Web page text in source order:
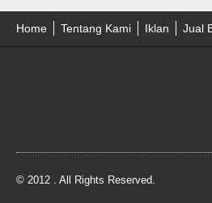
Home Tentang Kami Iklan Jual
© 2012 . All Rights Reserved.